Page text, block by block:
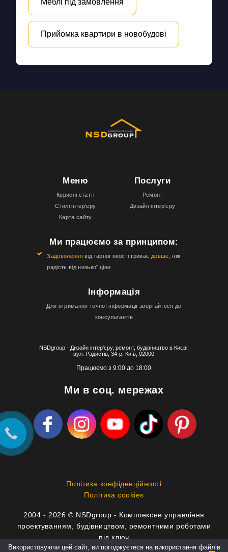
Меблі під замовлення
Прийомка квартири в новобудові
NSDgroup - Дизайн інтер'єру, ремонт, будівництво в Києві,
вул. Радистів, 34-р, Київ, 02000
Працюємо з 9:00 до 18:00
Ми в соц. мережах
Меню
Корисні статті
Стилі інтер’еру
Карта сайту
Послуги
Ремонт
Дизайн інтер’єру
Ми працюємо за принципом:
Задоволення від гарної якості триває довше, ніж
радість від низької ціни
Інформація
Для отримання точної інформації звертайтеся до
консультантів
Політика конфіденційності
Політика cookies
2004 - 2026 © NSDgroup - Комплексне управління
проектуванням, будівництвом, ремонтними роботами
під ключ
Використовуючи цей сайт, ви погоджуєтеся на використання файлів